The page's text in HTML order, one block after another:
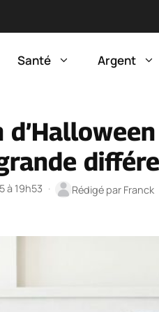
Santé Argent
à 19h53 · Rédigé par Franck